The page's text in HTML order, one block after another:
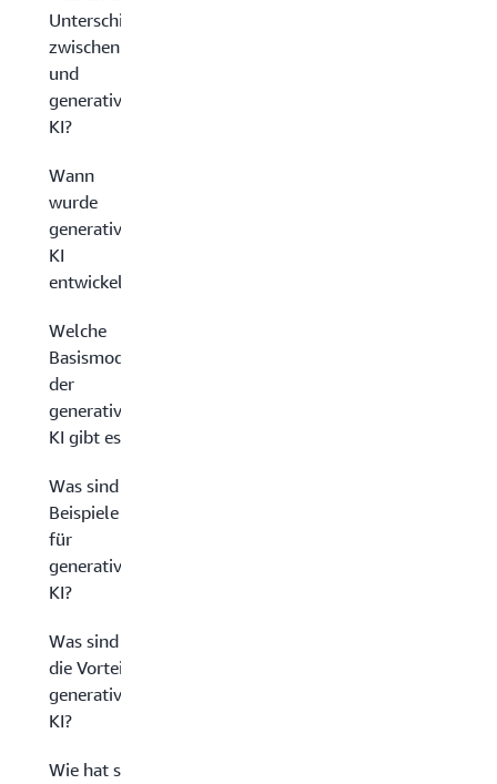
Unterschied
zwischen KI
und
generativer
KI?
Wann
wurde
generative
KI
entwickelt?
Welche
Basismodelle
der
generativen
KI gibt es?
Was sind
Beispiele
für
generative
KI?
Was sind
die Vorteile
generativer
KI?
Wie hat sich